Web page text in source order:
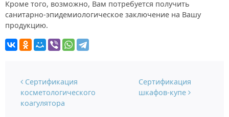
Кроме того, возможно, Вам потребуется получить
санитарно-эпидемиологическое заключение на Вашу
продукцию.
Навигация по записям
Сертификация
косметологического
коагулятора
Сертификация
шкафов-купе